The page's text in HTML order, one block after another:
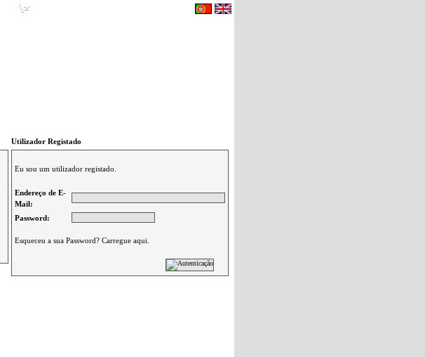
Utilizador Registado
Eu sou um utilizador registado.
Endereço de E-
Mail:
Password:
Esqueceu a sua Password? Carregue aqui.